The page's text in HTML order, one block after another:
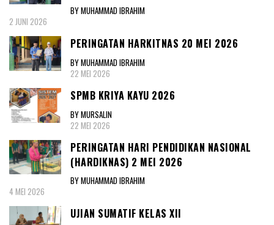
BY MUHAMMAD IBRAHIM
2 JUNI 2026
PERINGATAN HARKITNAS 20 MEI 2026
BY MUHAMMAD IBRAHIM
22 MEI 2026
SPMB KRIYA KAYU 2026
BY MURSALIN
22 MEI 2026
PERINGATAN HARI PENDIDIKAN NASIONAL
(HARDIKNAS) 2 MEI 2026
BY MUHAMMAD IBRAHIM
4 MEI 2026
UJIAN SUMATIF KELAS XII